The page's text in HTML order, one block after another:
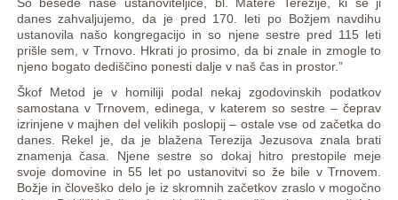
danes zahvaljujemo, da je pred 170. leti po Božjem navdihu
ustanovila našo kongregacijo in so njene sestre pred 115 leti
prišle sem, v Trnovo. Hkrati jo prosimo, da bi znale in zmogle to
njeno bogato dediščino ponesti dalje v naš čas in prostor.”
Škof Metod je v homiliji podal nekaj zgodovinskih podatkov
samostana v Trnovem, edinega, v katerem so sestre – čeprav
izrinjene v majhen del velikih poslopij – ostale vse od začetka do
danes. Rekel je, da je blažena Terezija Jezusova znala brati
znamenja časa. Njene sestre so dokaj hitro prestopile meje
svoje domovine in 55 let po ustanovitvi so že bile v Trnovem.
Božje in človeško delo je iz skromnih začetkov zraslo v mogočno